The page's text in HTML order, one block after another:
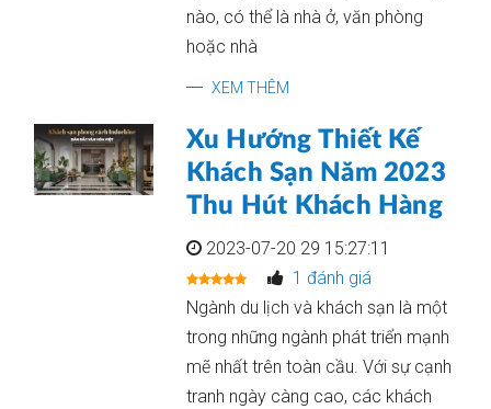
nào, có thể là nhà ở, văn phòng
hoặc nhà
XEM THÊM
Xu Hướng Thiết Kế
Khách Sạn Năm 2023
Thu Hút Khách Hàng
2023-07-20 29 15:27:11
1 đánh giá
Ngành du lịch và khách sạn là một
trong những ngành phát triển mạnh
mẽ nhất trên toàn cầu. Với sự cạnh
tranh ngày càng cao, các khách